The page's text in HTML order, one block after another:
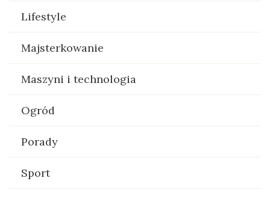
Lifestyle
Majsterkowanie
Maszyni i technologia
Ogród
Porady
Sport